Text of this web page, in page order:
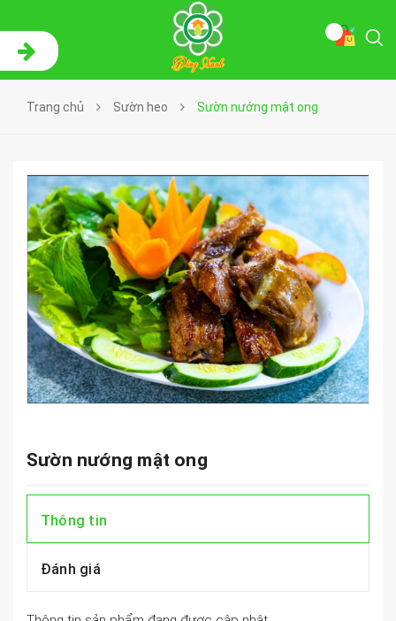
Trang chủ Sườn heo Sườn nướng mật ong
Sườn nướng mật ong
Thông tin
Đánh giá